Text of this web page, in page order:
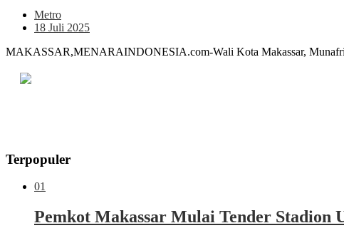
Metro
18 Juli 2025
MAKASSAR,MENARAINDONESIA.com-Wali Kota Makassar, Munafri
Terpopuler
01
Pemkot Makassar Mulai Tender Stadion